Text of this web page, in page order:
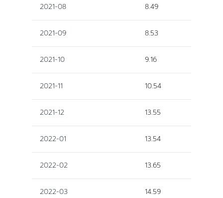
2021-08 8.49
2021-09 8.53
2021-10 9.16
2021-11 10.54
2021-12 13.55
2022-01 13.54
2022-02 13.65
2022-03 14.59